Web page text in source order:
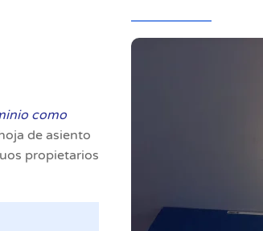
como
de asiento
propietarios